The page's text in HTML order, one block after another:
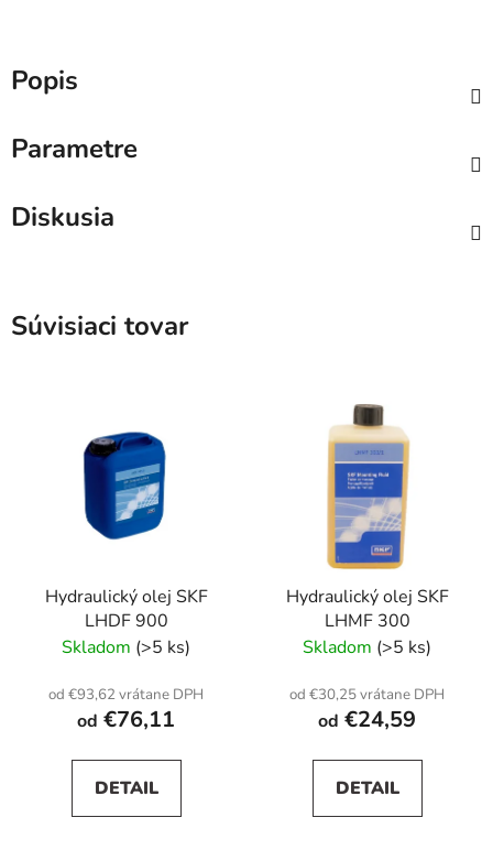
Popis
Parametre
Diskusia
Súvisiaci tovar
Hydraulický olej SKF
LHDF 900
Skladom (>5 ks)
od €93,62 vrátane DPH
od €76,11
DETAIL
Hydraulický olej SKF
LHMF 300
Skladom (>5 ks)
od €30,25 vrátane DPH
od €24,59
DETAIL